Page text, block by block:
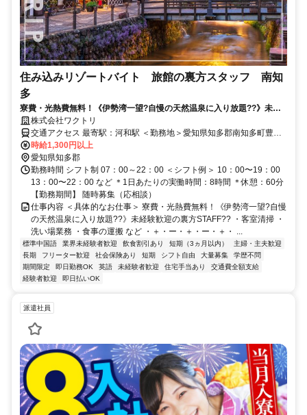
住み込みリゾートバイト 旅館の裏方スタッフ 南知
多
寮費・光熱費無料！《伊勢湾一望?自慢の天然温泉に入り放題??》未経
験歓迎の裏方STAFF??
株式会社ワクトリ
交通アクセス 最寄駅：河和駅 ＜勤務地＞愛知県知多郡南知多町豊浜
字廻間17-18★寮完備・赴任交通費支給！ 【名古屋方面より】 電車で
名鉄名古屋駅⇒河和駅（約50分） 河和駅より無料送迎バスで約20分
※ご自宅からの通勤も相談OK！住み込みを希望されない場合もお気
軽にご相談ください。
時給1,300円以上
愛知県知多郡
勤務時間 シフト制 07：00～22：00 ＜シフト例＞ 10：00〜19：00
13：00〜22：00 など ＊1日あたりの実働時間：8時間 ＊休憩：60分
【勤務期間】 随時募集（応相談）
仕事内容 ＜具体的なお仕事＞ 寮費・光熱費無料！《伊勢湾一望?自慢
の天然温泉に入り放題??》未経験歓迎の裏方STAFF?? ・客室清掃 ・
洗い場業務 ・食事の運搬 など ・＋・ー・＋・ー・＋・ ...
標準中国語 業界未経験者歓迎 飲食割引あり 短期（3ヵ月以内）
主婦・主夫歓迎
長期
フリーター歓迎 社会保険あり 短期 シフト自由 大量募集
学歴不問
期間限定
即日勤務OK 英語 未経験者歓迎 住宅手当あり
交通費全額支給
経験者歓迎
即日払いOK
派遣社員